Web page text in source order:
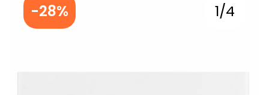
-28% 1/4